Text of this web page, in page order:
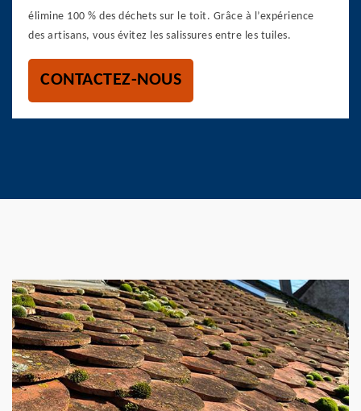
élimine 100 % des déchets sur le toit. Grâce à l’expérience
des artisans, vous évitez les salissures entre les tuiles.
CONTACTEZ-NOUS